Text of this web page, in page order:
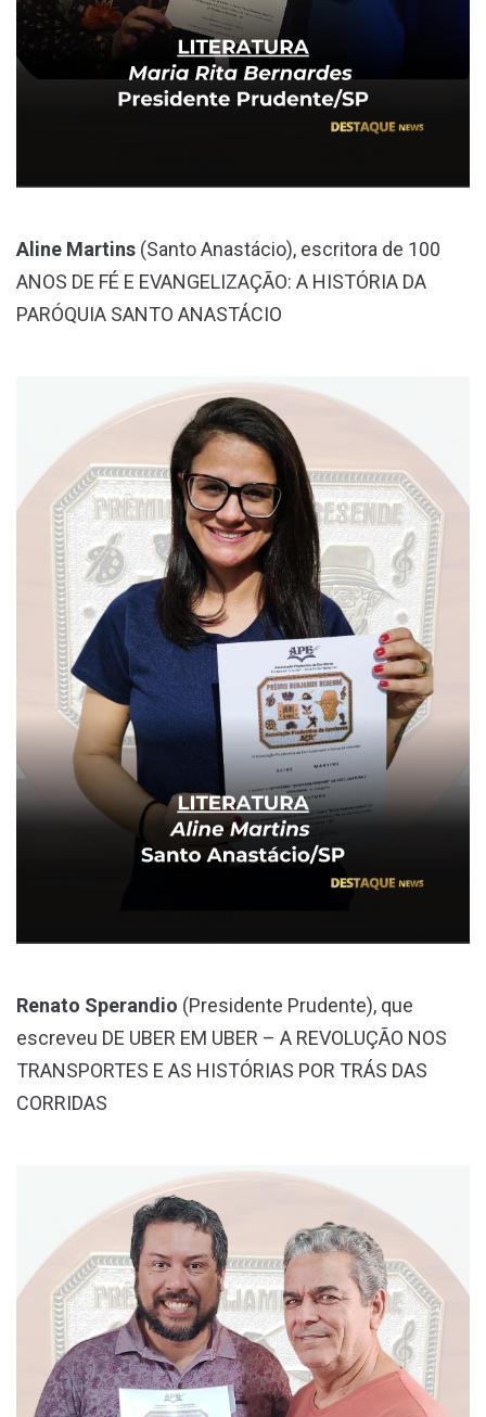
Aline Martins (Santo Anastácio), escritora de 100
ANOS DE FÉ E EVANGELIZAÇÃO: A HISTÓRIA DA
PARÓQUIA SANTO ANASTÁCIO
Renato Sperandio (Presidente Prudente), que
escreveu DE UBER EM UBER – A REVOLUÇÃO NOS
TRANSPORTES E AS HISTÓRIAS POR TRÁS DAS
CORRIDAS